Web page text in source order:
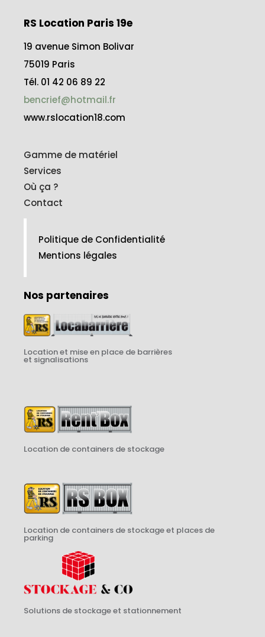
RS Location Paris 19e
19 avenue Simon Bolivar
75019 Paris
Tél. 01 42 06 89 22
bencrief@hotmail.fr
www.rslocation18.com
Gamme de matériel
Services
Où ça ?
Contact
Politique de Confidentialité
Mentions légales
Nos partenaires
Location et mise en place de barrières
et signalisations
Location de containers de stockage
Location de containers de stockage et places de
parking
Solutions de stockage et stationnement